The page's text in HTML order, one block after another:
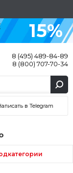
15%
8 (495) 489-84-89
8 (800) 707-70-34
в Telegram